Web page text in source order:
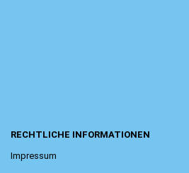
RECHTLICHE INFORMATIONEN
Impressum